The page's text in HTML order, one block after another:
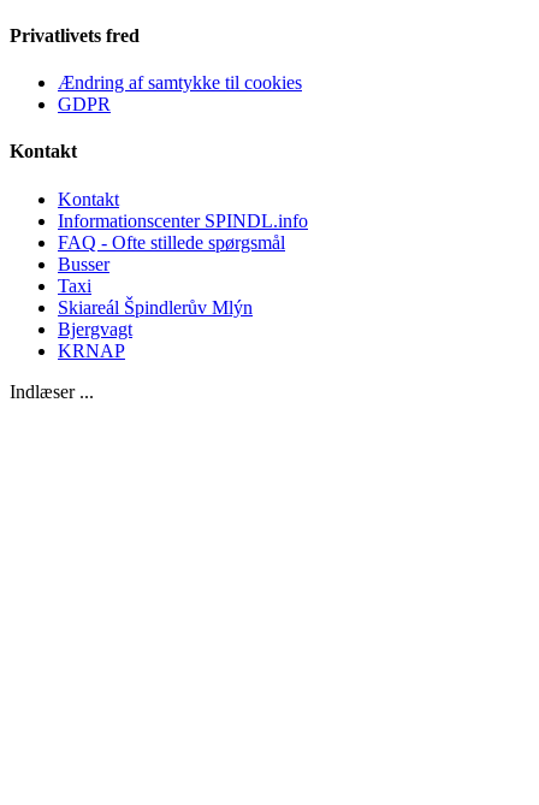
Privatlivets fred
Ændring af samtykke til cookies
GDPR
Kontakt
Kontakt
Informationscenter SPINDL.info
FAQ - Ofte stillede spørgsmål
Busser
Taxi
Skiareál Špindlerův Mlýn
Bjergvagt
KRNAP
Indlæser ...